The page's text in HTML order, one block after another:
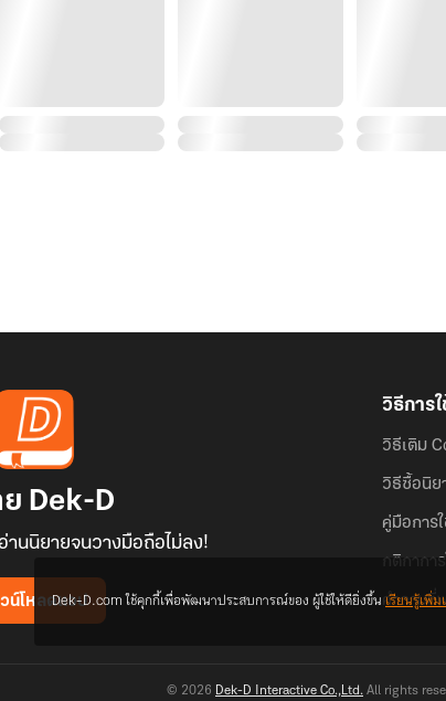
Dek-D
นนิยายจนวางมือถือไม่ลง!
น์โหลดแอป
วิธีการ
วิธีเติม
วิธีซื้อนิย
คู่มือการ
กติกากา
คำถามที่
© 2026 Dek-D Interactive Co.,Ltd. All rights
Dek-D.com ใช้คุกกี้เพื่อพัฒนาประสบการณ์ของ ผู้ใช้ให้ดียิ่งขึ้นเรียนรู้เพิ่